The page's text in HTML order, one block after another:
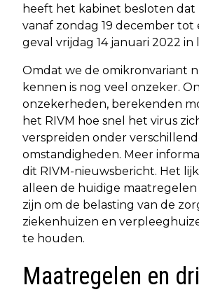
heeft het kabinet besloten dat
vanaf zondag 19 december tot
geval vrijdag 14 januari 2022
Omdat we de omikronvariant
kennen is nog veel onzeker.
onzekerheden, berekenden
het RIVM hoe snel het virus
verspreiden onder
omstandigheden. Meer
dit RIVM-nieuwsbericht. Het
alleen de huidige
zijn om de belasting van de
ziekenhuizen en
te houden.
Maatregelen en